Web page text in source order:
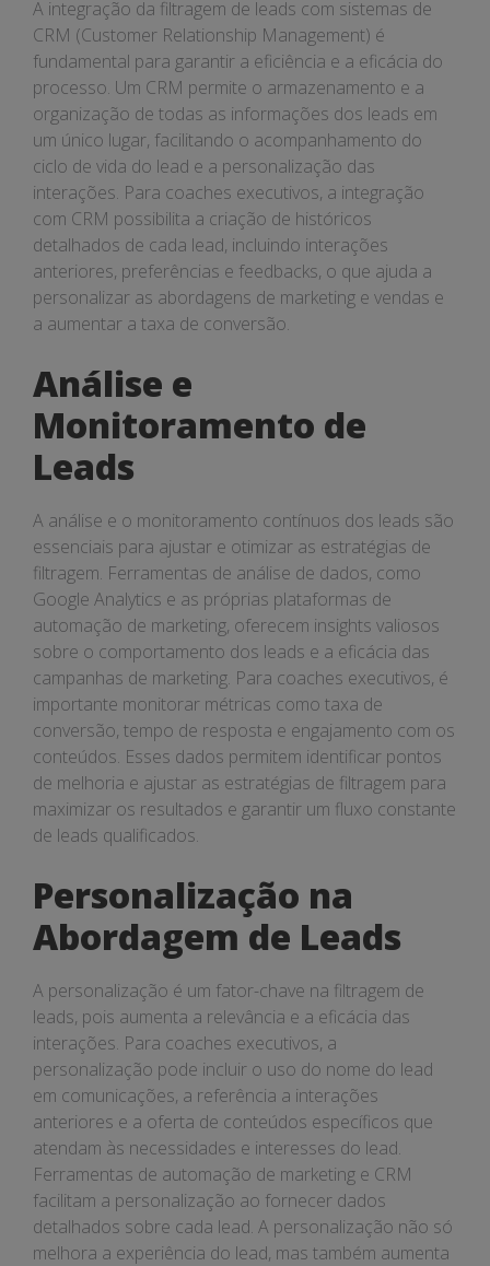
A integração da filtragem de leads com sistemas de
CRM (Customer Relationship Management) é
fundamental para garantir a eficiência e a eficácia do
processo. Um CRM permite o armazenamento e a
organização de todas as informações dos leads em
um único lugar, facilitando o acompanhamento do
ciclo de vida do lead e a personalização das
interações. Para coaches executivos, a integração
com CRM possibilita a criação de históricos
detalhados de cada lead, incluindo interações
anteriores, preferências e feedbacks, o que ajuda a
personalizar as abordagens de marketing e vendas e
a aumentar a taxa de conversão.
Análise e
Monitoramento de
Leads
A análise e o monitoramento contínuos dos leads são
essenciais para ajustar e otimizar as estratégias de
filtragem. Ferramentas de análise de dados, como
Google Analytics e as próprias plataformas de
automação de marketing, oferecem insights valiosos
sobre o comportamento dos leads e a eficácia das
campanhas de marketing. Para coaches executivos, é
importante monitorar métricas como taxa de
conversão, tempo de resposta e engajamento com os
conteúdos. Esses dados permitem identificar pontos
de melhoria e ajustar as estratégias de filtragem para
maximizar os resultados e garantir um fluxo constante
de leads qualificados.
Personalização na
Abordagem de Leads
A personalização é um fator-chave na filtragem de
leads, pois aumenta a relevância e a eficácia das
interações. Para coaches executivos, a
personalização pode incluir o uso do nome do lead
em comunicações, a referência a interações
anteriores e a oferta de conteúdos específicos que
atendam às necessidades e interesses do lead.
Ferramentas de automação de marketing e CRM
facilitam a personalização ao fornecer dados
detalhados sobre cada lead. A personalização não só
melhora a experiência do lead, mas também aumenta